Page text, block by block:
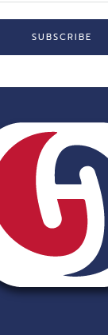
SUBSCRIBE